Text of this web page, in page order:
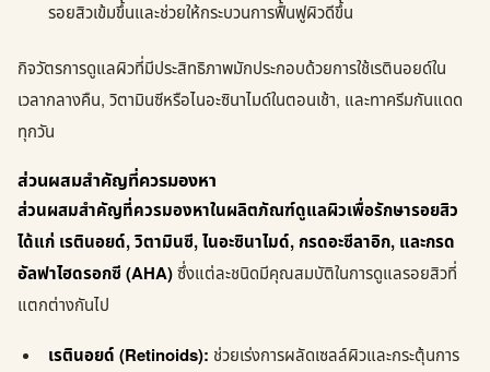
รอยสิวเข้มขึ้นและช่วยให้กระบวนการฟื้นฟูผิวดีขึ้น
กิจวัตรการดูแลผิวที่มีประสิทธิภาพมักประกอบด้วยการใช้เรตินอยด์ใน
เวลากลางคืน, วิตามินซีหรือไนอะซินาไมด์ในตอนเช้า, และทาครีมกันแดด
ทุกวัน
ส่วนผสมสำคัญที่ควรมองหา
ส่วนผสมสำคัญที่ควรมองหาในผลิตภัณฑ์ดูแลผิวเพื่อรักษารอยสิว
ได้แก่ เรตินอยด์, วิตามินซี, ไนอะซินาไมด์, กรดอะซีลาอิก, และกรด
อัลฟาไฮดรอกซี (AHA)ซึ่งแต่ละชนิดมีคุณสมบัติในการดูแลรอยสิวที่
แตกต่างกันไป
เรตินอยด์ (Retinoids): ช่วยเร่งการผลัดเซลล์ผิวและกระตุ้นการ